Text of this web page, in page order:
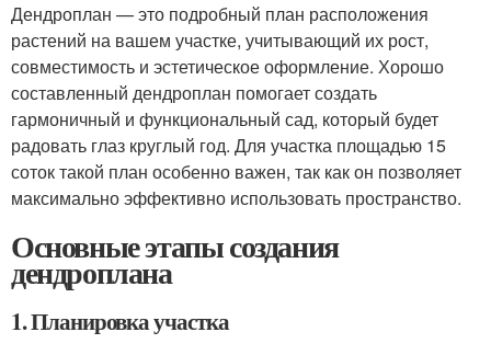
Дендроплан — это подробный план расположения
растений на вашем участке, учитывающий их рост,
совместимость и эстетическое оформление. Хорошо
составленный дендроплан помогает создать
гармоничный и функциональный сад, который будет
радовать глаз круглый год. Для участка площадью 15
соток такой план особенно важен, так как он позволяет
максимально эффективно использовать пространство.
Основные этапы создания
дендроплана
1. Планировка участка